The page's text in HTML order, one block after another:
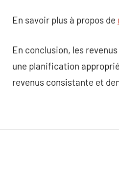
En savoir plus à propos de
En conclusion, les
une planification
revenus consistante et